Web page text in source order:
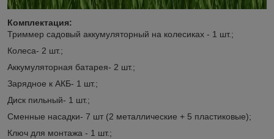
Комплектация:
Триммер садовый аккумуляторный на колесиках - 1 шт.;
Колеса- 2 шт.;
Аккумуляторная батарея- 2 шт.;
Зарядное к АКБ- 1 шт.;
Диск пильный- 1 шт.;
Сменные насадки- 7 шт (2 металлические + 5 пластиковые);
Ключ для монтажа - 1 шт.;